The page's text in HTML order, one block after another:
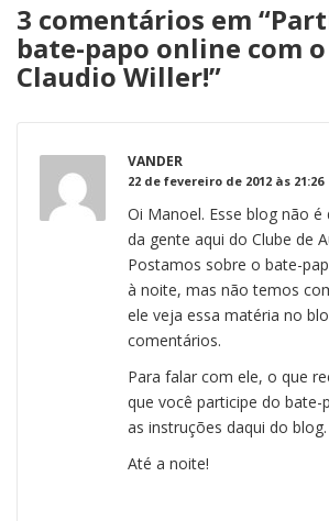
3 comentários em “
bate-papo online com
Claudio Willer!”
VANDER
22 de fevereiro de 2012 às 21:26
Oi Manoel. Esse blog não é
da gente aqui do Clube de
Postamos sobre o bate-
à noite, mas não temos
ele veja essa matéria no
comentários.
Para falar com ele, o que
que você participe do bate-
as instruções daqui do blog.
Até a noite!